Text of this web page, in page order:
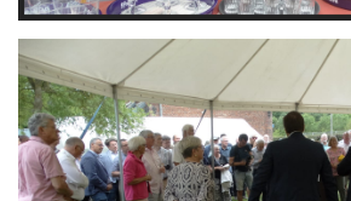
Branding
ARMCHAIR